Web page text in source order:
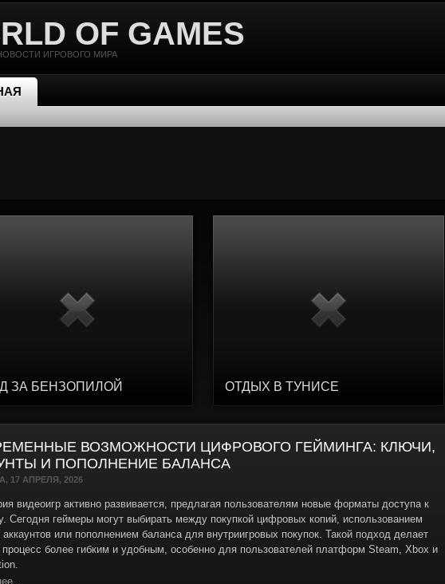
OF GAMES
ИГРОВОГО МИРА
ЗА БЕНЗОПИЛОЙ ОТДЫХ В ТУНИСЕ
ВОЗМОЖНОСТИ ЦИФРОВОГО ГЕЙМИНГА: КЛЮЧИ,
И ПОПОЛНЕНИЕ БАЛАНСА
17 АПРЕЛЯ, 2026
видеоигр активно развивается, предлагая пользователям новые форматы доступа к
Сегодня геймеры могут выбирать между покупкой цифровых копий, использованием
аккаунтов или пополнением баланса для внутриигровых покупок. Такой подход делает
процесс более гибким и удобным, особенно для пользователей платформ Steam, Xbox и